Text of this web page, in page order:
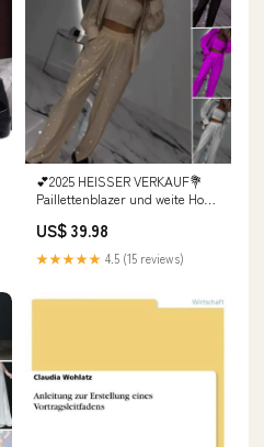
💕2025 HEISSER VERKAUF💐
Paillettenblazer und weite Hose
Größe:L/EU 42
US$ 39.98
★★★★★ 4.5 (15 reviews)